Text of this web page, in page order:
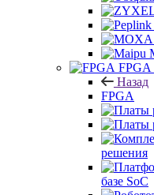
FPGA
Назад
FPGA
решения
базе SoC